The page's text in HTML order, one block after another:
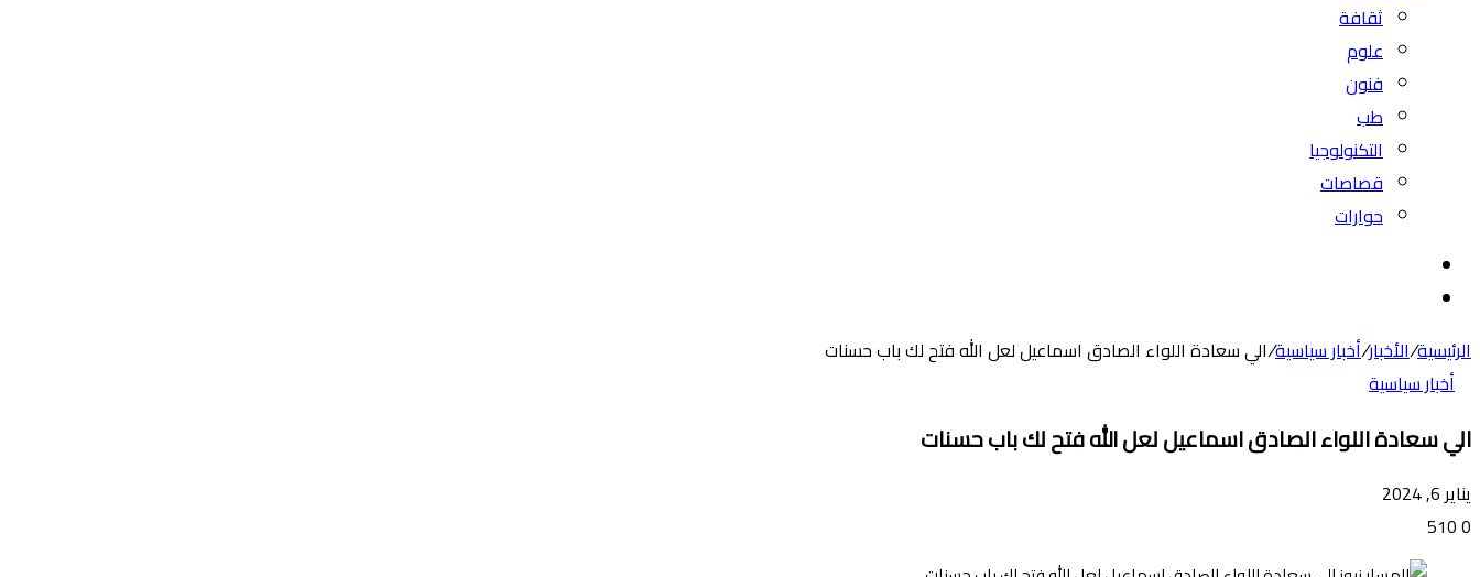
ثقافة
علوم
فنون
طب
التكنولوجيا
قصاصات
حوارات
الرئيسية/الأخبار/أخبار سياسية/الي سعادة اللواء الصادق اسماعيل لعل الله فتح لك باب حسنات
أخبار سياسية
الي سعادة اللواء الصادق اسماعيل لعل الله فتح لك باب حسنات
يناير 6, 2024
0